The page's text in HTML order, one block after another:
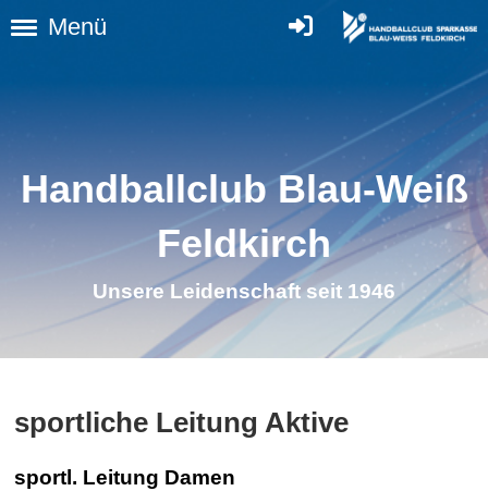
Menü
Handballclub Blau-Weiß
Feldkirch
Unsere Leidenschaft seit 1946
sportliche Leitung Aktive
sportl. Leitung Damen